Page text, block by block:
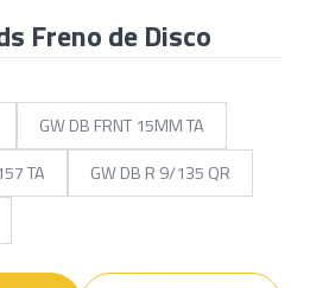
Freno de Disco
GW DB FRNT 15MM TA
TA
GW DB R 9/135 QR